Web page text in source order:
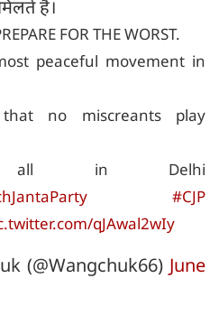
हैं।
FOR THE WORST.
peaceful movement in
no miscreants play
all in Delhi
#CJP
qJAwal2wIy
(@Wangchuk66) June